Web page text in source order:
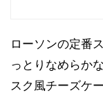
ローソンの定番
っとりなめらか
スク風チーズケ